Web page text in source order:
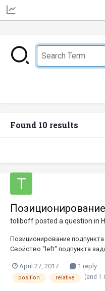
Found 10 results
toliboffposted a question in
Позиционирование
Свойство "left" подпункта
ведет себя и свойство "top" .
https://jsfiddle.net/ttoliboff/
April 27, 2017 1 reply
position relative (and 1